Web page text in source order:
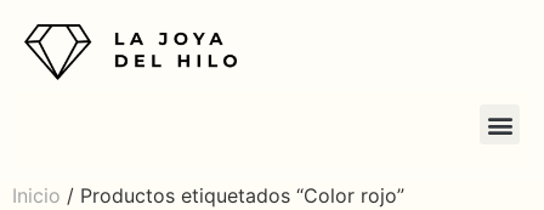
Inicio / Productos etiquetados “Color rojo”